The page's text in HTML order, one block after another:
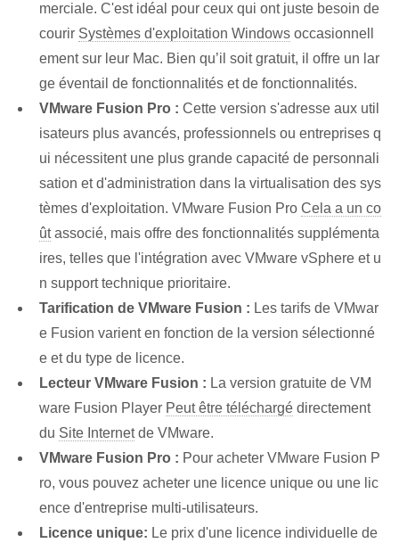
merciale. C'est idéal pour ceux qui ont juste besoin de
courir Systèmes d'exploitation Windows occasionnell
ement sur leur Mac. Bien qu’il soit gratuit, il offre un lar
ge éventail de fonctionnalités et de fonctionnalités.
VMware Fusion Pro : Cette version s'adresse aux util
isateurs plus avancés, professionnels ou entreprises q
ui nécessitent une plus grande capacité de personnali
sation et d'administration dans la virtualisation des sys
tèmes d'exploitation. VMware Fusion Pro Cela a un co
ûtassocié, mais offre des fonctionnalités supplémenta
ires, telles que l'intégration avec VMware vSphere et u
n support technique prioritaire.
Tarification de VMware Fusion : Les tarifs de VMwar
e Fusion varient en fonction de la version sélectionné
e et du type de licence.
Lecteur VMware Fusion : La version gratuite de VM
ware Fusion Player Peut être téléchargé directement
du Site Internetde VMware.
VMware Fusion Pro : Pour acheter VMware Fusion P
ro, vous pouvez acheter une licence unique ou une lic
ence d'entreprise multi-utilisateurs.
Licence unique: Le prix d'une licence individuelle de